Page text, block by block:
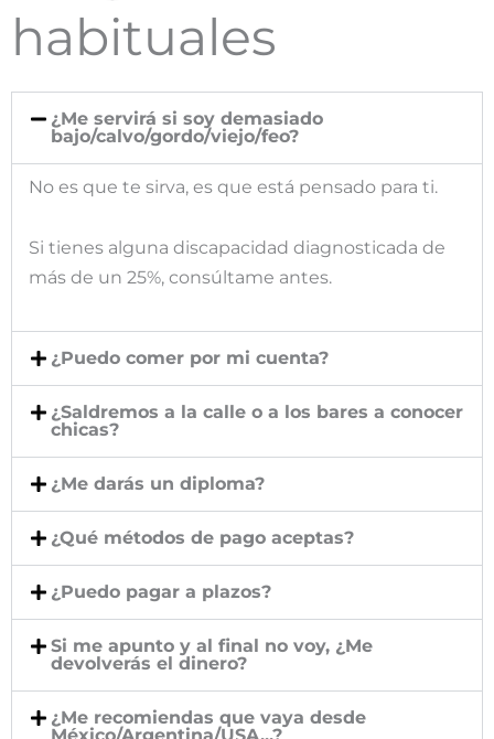
habituales
¿Me servirá si soy demasiado
bajo/calvo/gordo/viejo/feo?
No es que te sirva, es que está pensado para ti.
Si tienes alguna discapacidad diagnosticada de
más de un 25%, consúltame antes.
¿Puedo comer por mi cuenta?
¿Saldremos a la calle o a los bares a conocer
chicas?
¿Me darás un diploma?
¿Qué métodos de pago aceptas?
¿Puedo pagar a plazos?
Si me apunto y al final no voy, ¿Me
devolverás el dinero?
¿Me recomiendas que vaya desde